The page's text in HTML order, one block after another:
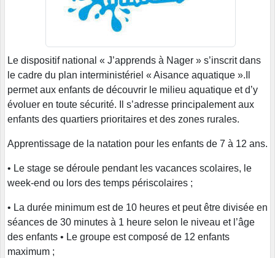
Le dispositif national « J’apprends à Nager » s’inscrit dans
le cadre du plan interministériel « Aisance aquatique ».Il
permet aux enfants de découvrir le milieu aquatique et d’y
évoluer en toute sécurité. Il s’adresse principalement aux
enfants des quartiers prioritaires et des zones rurales.
Apprentissage de la natation pour les enfants de 7 à 12 ans.
• Le stage se déroule pendant les vacances scolaires, le
week-end ou lors des temps périscolaires ;
• La durée minimum est de 10 heures et peut être divisée en
séances de 30 minutes à 1 heure selon le niveau et l’âge
des enfants • Le groupe est composé de 12 enfants
maximum ;